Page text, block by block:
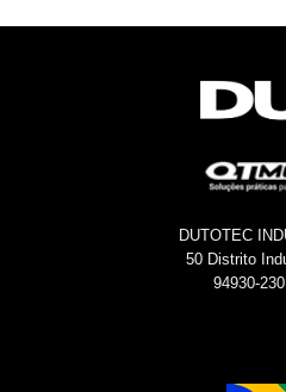
DUTOTEC
50 Distrito
94930-230